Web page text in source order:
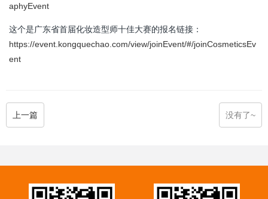
aphyEvent
这个是广东省首届化妆造型师十佳大赛的报名链接：
https://event.kongquechao.com/view/joinEvent/#/joinCosmeticsEv
ent
上一篇 没有了~